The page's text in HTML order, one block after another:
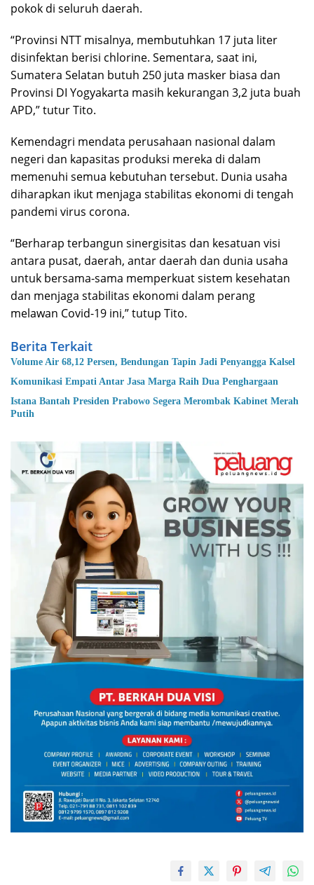
pokok di seluruh daerah.
“Provinsi NTT misalnya, membutuhkan 17 juta liter
disinfektan berisi chlorine. Sementara, saat ini,
Sumatera Selatan butuh 250 juta masker biasa dan
Provinsi DI Yogyakarta masih kekurangan 3,2 juta buah
APD,” tutur Tito.
Kemendagri mendata perusahaan nasional dalam
negeri dan kapasitas produksi mereka di dalam
memenuhi semua kebutuhan tersebut. Dunia usaha
diharapkan ikut menjaga stabilitas ekonomi di tengah
pandemi virus corona.
“Berharap terbangun sinergisitas dan kesatuan visi
antara pusat, daerah, antar daerah dan dunia usaha
untuk bersama-sama memperkuat sistem kesehatan
dan menjaga stabilitas ekonomi dalam perang
melawan Covid-19 ini,” tutup Tito.
Berita Terkait
Volume Air 68,12 Persen, Bendungan Tapin Jadi Penyangga Kalsel
Komunikasi Empati Antar Jasa Marga Raih Dua Penghargaan
Istana Bantah Presiden Prabowo Segera Merombak Kabinet Merah
Putih